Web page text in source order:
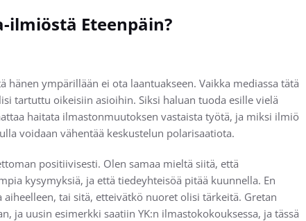
ilmiöstä Eteenpäin?
hänen ympärillään ei ota laantuakseen. Vaikka mediassa tätä
tartuttu oikeisiin asioihin. Siksi haluan tuoda esille vielä
haitata ilmastonmuutoksen vastaista työtä, ja miksi ilmiö
voidaan vähentää keskustelun polarisaatiota.
positiivisesti. Olen samaa mieltä siitä, että
kysymyksiä, ja että tiedeyhteisöä pitää kuunnella. En
tai sitä, etteivätkö nuoret olisi tärkeitä. Gretan
ja uusin esimerkki saatiin YK:n ilmastokokouksessa, ja tässä